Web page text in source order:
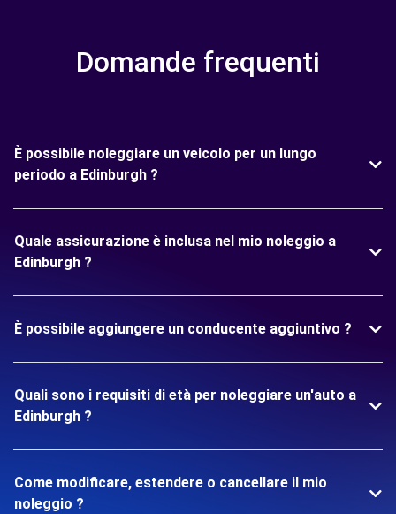
Domande frequenti
È possibile noleggiare un veicolo per un lungo
periodo a Edinburgh ?
Quale assicurazione è inclusa nel mio noleggio a
Edinburgh ?
È possibile aggiungere un conducente aggiuntivo ?
Quali sono i requisiti di età per noleggiare un'auto a
Edinburgh ?
Come modificare, estendere o cancellare il mio
noleggio ?